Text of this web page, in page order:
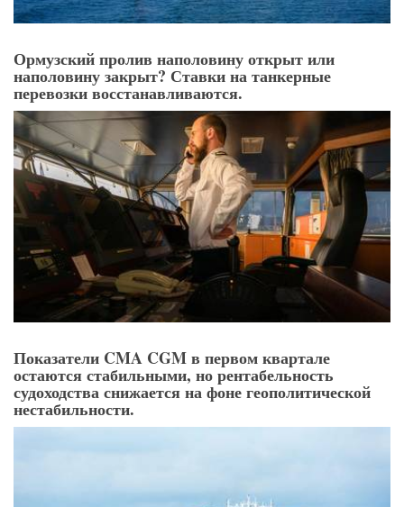
Ормузский пролив наполовину открыт или
наполовину закрыт? Ставки на танкерные
перевозки восстанавливаются.
Показатели CMA CGM в первом квартале
остаются стабильными, но рентабельность
судоходства снижается на фоне геополитической
нестабильности.